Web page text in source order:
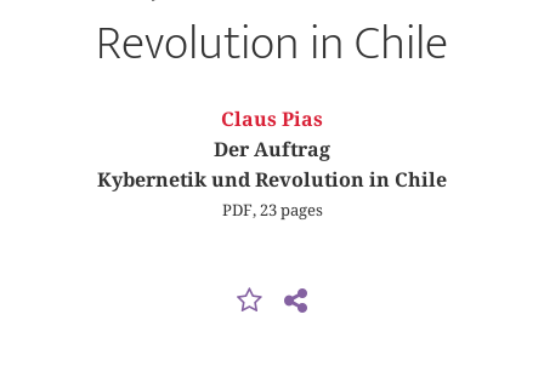
Revolution in Chile
Claus Pias
Der Auftrag
Kybernetik und Revolution in Chile
PDF, 23 pages